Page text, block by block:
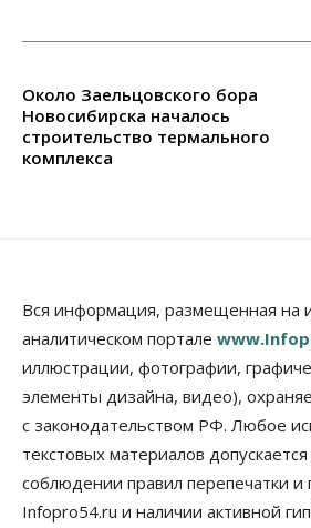
Около Заельцовского бора
Новосибирска началось
строительство термального
комплекса
Вся информация, размещенная на
аналитическом портале
иллюстрации, фотографии,
элементы дизайна, видео),
с законодательством РФ. Любое
текстовых материалов
соблюдении правил перепечатки и
Infopro54.ru и наличии активной